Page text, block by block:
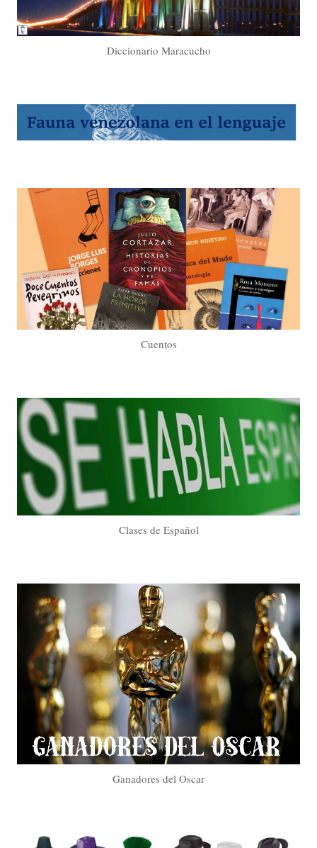
Diccionario Maracucho
Cuentos
Clases de Español
Ganadores del Oscar